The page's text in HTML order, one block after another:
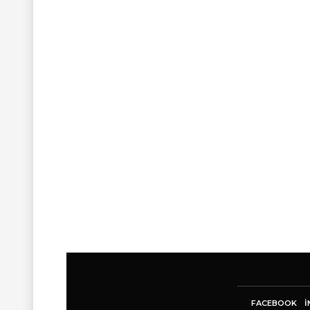
FACEBOOK